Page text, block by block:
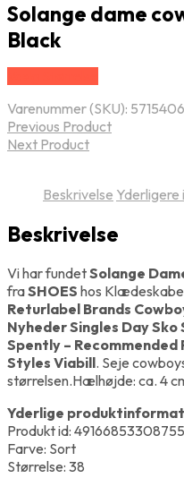
Solange dame
Black
Varenummer (SKU):
Previous Product
Next Product
Beskrivelse
Beskrivelse
Vi har fundetSolange
fraSHOES hos
Returlabel Brands
Nyheder Singles Day
Spently –
Styles Viabill. Seje
størrelsen.Hælhøjde: ca. 4
Yderlige
Produkt id:
Farve: Sort
Størrelse: 38